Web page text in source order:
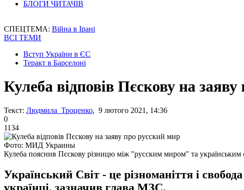
БЛОГИ ЧИТАЧІВ
СПЕЦТЕМА: Війна в Ірані
ВСІ ТЕМИ
Вступ України в ЄС
Теракт в Барселоні
Кулеба відповів Пєскову на
Текст: Людмила Троценко, 9 лютого 2021, 14:36
0
1134
Фото: МИД Украины
Кулеба пояснив Пєскову різницю між "русским миром" та українським
Український Світ - це різноманіття і
українці, зазначив глава МЗС.